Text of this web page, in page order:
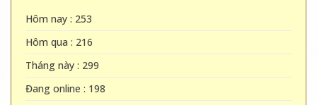
Hôm nay : 253
Hôm qua : 216
Tháng này : 299
Đang online : 198